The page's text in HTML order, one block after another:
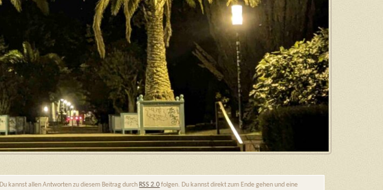
kannst allen Antworten zu diesem Beitrag durch RSS 2.0folgen. Du kannst direkt zum Ende gehen und eine